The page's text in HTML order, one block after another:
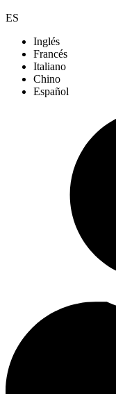
ES
Inglés
Francés
Italiano
Chino
Español